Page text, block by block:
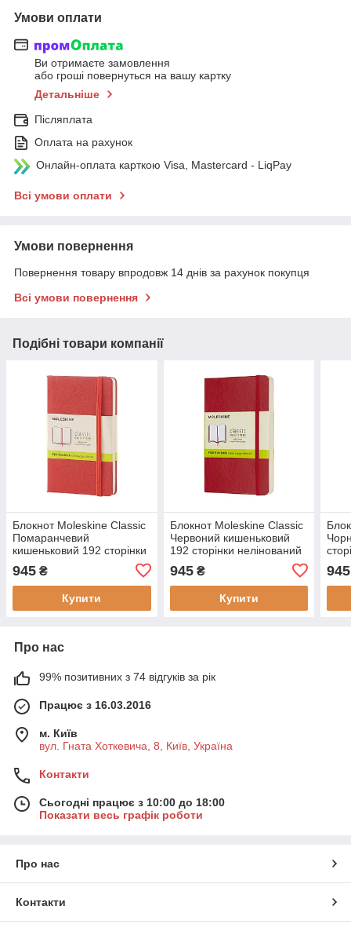
Умови оплати
Ви отримаєте замовлення
або гроші повернуться на вашу картку
Детальніше
Післяплата
Оплата на рахунок
Онлайн-оплата карткою Visa, Mastercard - LiqPay
Всі умови оплати
Умови повернення
Повернення товару впродовж 14 днів за рахунок покупця
Всі умови повернення
Подібні товари компанії
Блокнот Moleskine Classic
Помаранчевий
кишеньковий 192 сторінки
(8051272893656)
945 ₴
Купити
Блокнот Moleskine Classic
Червоний кишеньковий
192 сторінки нелінований
(8055002854610)
945₴
Купити
945
Про нас
99% позитивних з 74 відгуків за рік
Працює з 16.03.2016
м. Київ
вул. Гната Хоткевича, 8, Київ, Україна
Контакти
Сьогодні працює з 10:00 до 18:00
Показати весь графік роботи
Про нас
Контакти